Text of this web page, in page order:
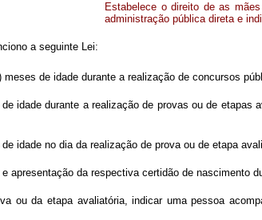
Estabelece o direito de as
administração pública direta e
a seguinte Lei:
de idade durante a realização de concursos
idade durante a realização de provas ou de etapas
idade no dia da realização de prova ou de etapa
apresentação da respectiva certidão de nascimento
ou da etapa avaliatória, indicar uma pessoa